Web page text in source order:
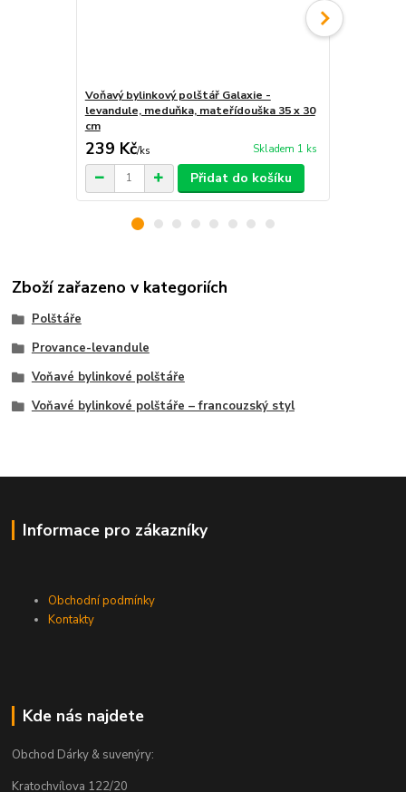
Voňavý bylinkový polštář Galaxie -
levandule, meduňka, mateřídouška 35 x 30
cm
239 Kč/ks Skladem 1 ks
Přidat do košíku
Zboží zařazeno v kategoriích
Polštáře
Provance-levandule
Voňavé bylinkové polštáře
Voňavé bylinkové polštáře – francouzský styl
Informace pro zákazníky
Obchodní podmínky
Kontakty
Kde nás najdete
Obchod Dárky & suvenýry:
Kratochvílova 122/20